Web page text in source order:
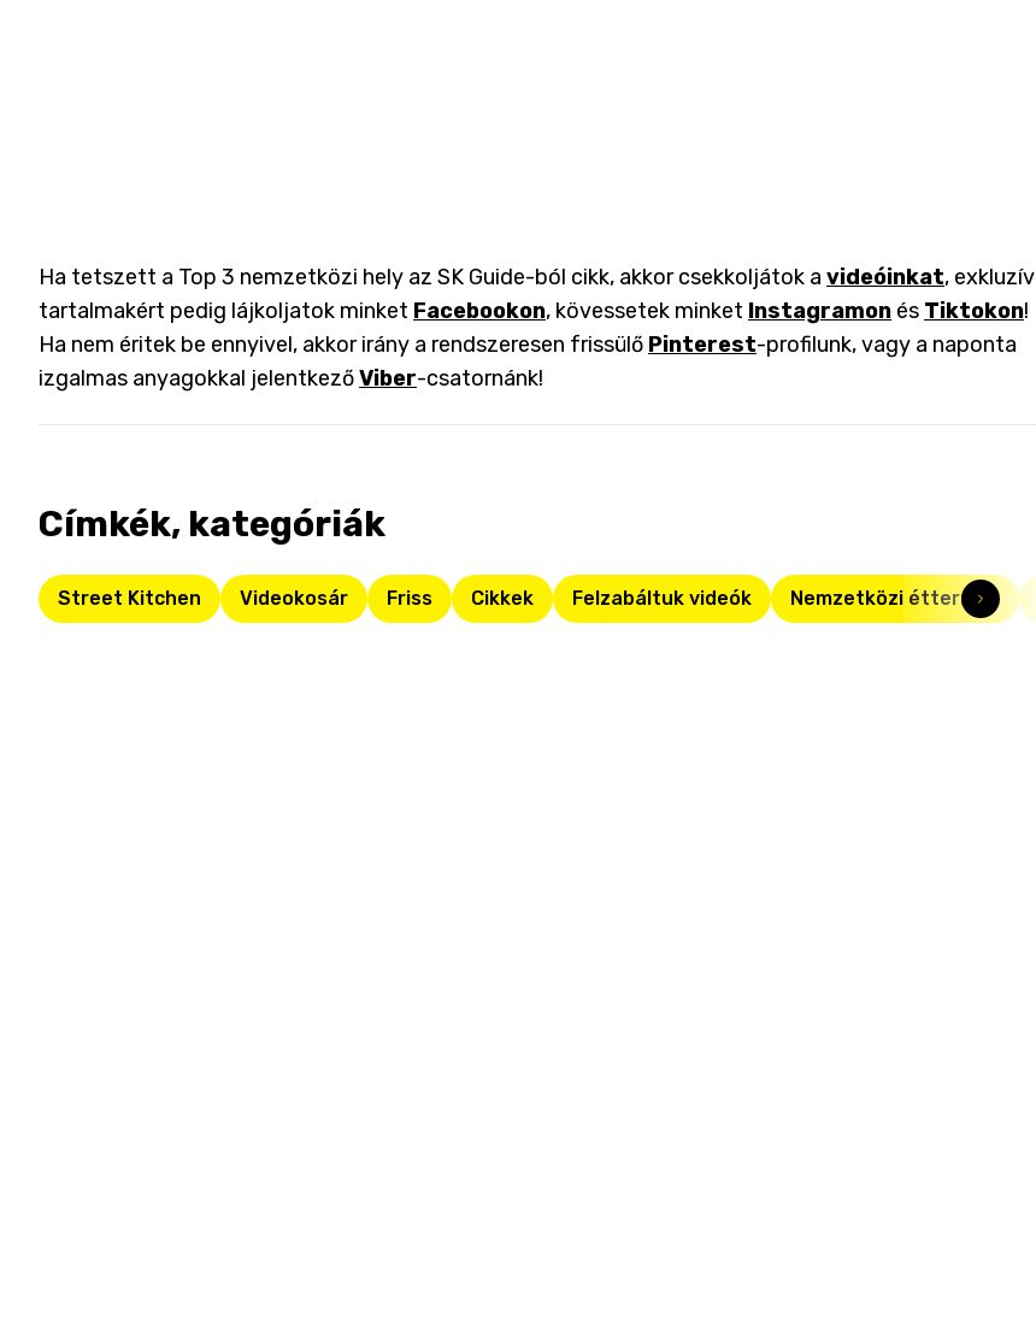
Ha tetszett a Top 3 nemzetközi hely az SK Guide-ból cikk, akkor csekkoljátok a videóinkat, exkluzív
tartalmakért pedig lájkoljatok minket Facebookon, kövessetek minket Instagramon és Tiktokon!
Ha nem éritek be ennyivel, akkor irány a rendszeresen frissülő Pinterest-profilunk, vagy a naponta
izgalmas anyagokkal jelentkezőViber-csatornánk!
Címkék, kategóriák
Street Kitchen Videokosár Friss Cikkek Felzabáltuk videók Nemzetközi éttermek